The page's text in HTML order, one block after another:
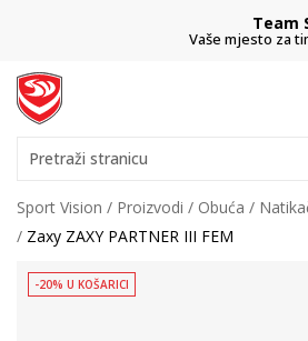
Team Sales
Vaše mjesto za timske
Pretraži stranicu
Sport Vision Proizvodi Obuća
Zaxy ZAXY PARTNER III FEM
-20% U KOŠARICI